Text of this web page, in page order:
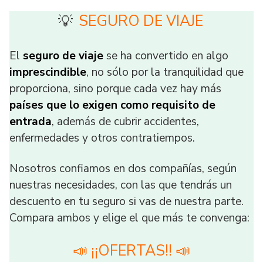
💡 SEGURO DE VIAJE
El seguro de viaje se ha convertido en algo
imprescindible, no sólo por la tranquilidad que
proporciona, sino porque cada vez hay más
países que lo exigen como requisito de
entrada, además de cubrir accidentes,
enfermedades y otros contratiempos.
Nosotros confiamos en dos compañías, según
nuestras necesidades, con las que tendrás un
descuento en tu seguro si vas de nuestra parte.
Compara ambos y elige el que más te convenga:
📣 ¡¡OFERTAS!! 📣